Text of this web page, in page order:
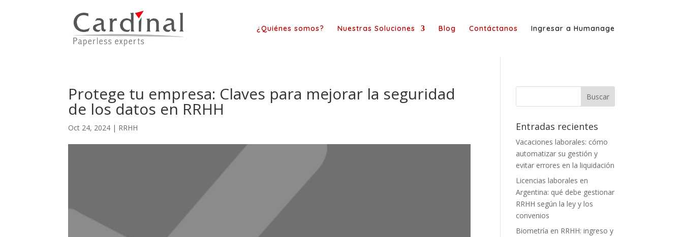
¿Quiénes somos? Nuestras Soluciones Blog Contáctanos Ingresar a Humanage
Protege tu empresa: Claves para mejorar la seguridad
de los datos en RRHH
Oct 24, 2024 | RRHH Entradas recientes
Vacaciones laborales: cómo
automatizar su gestión y
evitar errores en la liquidación
Licencias laborales en
Argentina: qué debe gestionar
RRHH según la ley y los
convenios
Biometría en RRHH: ingreso y